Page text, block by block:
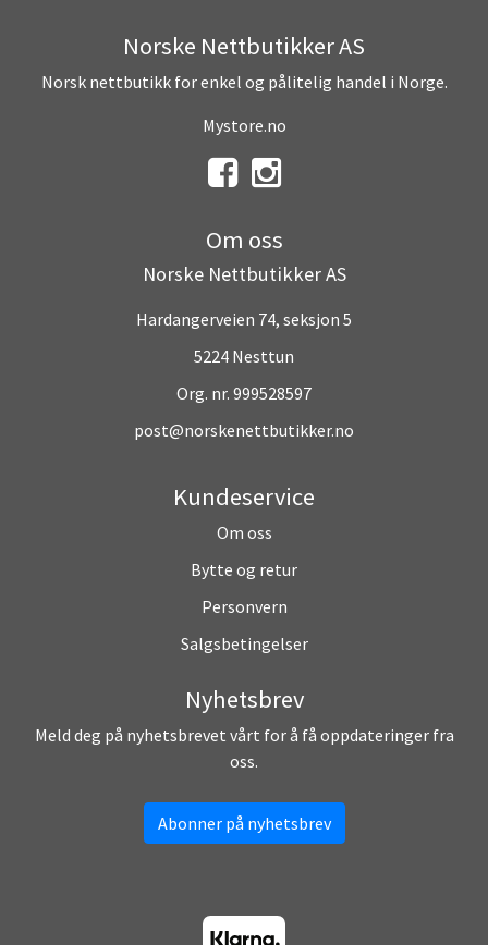
Norske Nettbutikker AS
Norsk nettbutikk for enkel og pålitelig handel i Norge.
Mystore.no
Om oss
Norske Nettbutikker AS
Hardangerveien 74, seksjon 5
5224 Nesttun
Org. nr. 999528597
post@norskenettbutikker.no
Kundeservice
Om oss
Bytte og retur
Personvern
Salgsbetingelser
Nyhetsbrev
Meld deg på nyhetsbrevet vårt for å få oppdateringer fra
oss.
Abonner på nyhetsbrev